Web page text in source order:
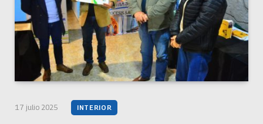
17 julio 2025 INTERIOR